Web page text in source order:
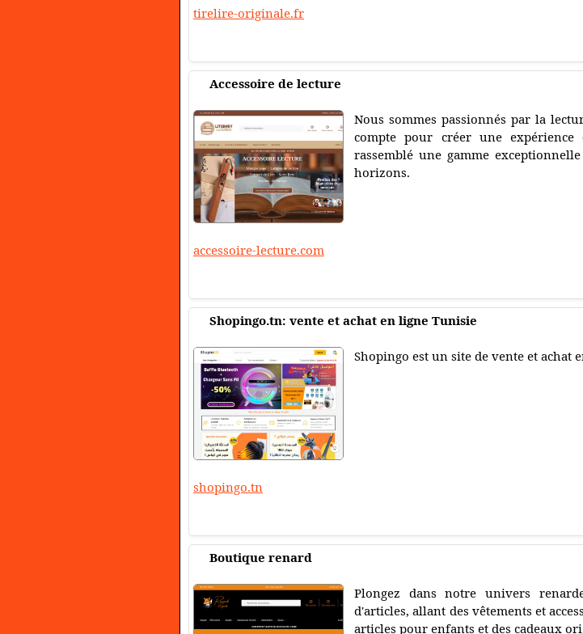
tirelire-originale.fr
Accessoire de lecture
Nous sommes passionnés par la
compte pour créer une
rassemblé une gamme
horizons.
accessoire-lecture.com
Shopingo.tn: vente et achat en ligne Tunisie
Shopingo est un site de vente et
shopingo.tn
Boutique renard
Plongez dans notre univers
d'articles, allant des vêtements et
articles pour enfants et des cadeaux